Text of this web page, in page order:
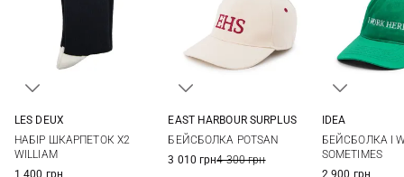
LES DEUX
НАБІР ШКАРПЕТОК X2
WILLIAM
1 400 грн
EAST HARBOUR SURPLUS
БЕЙСБОЛКА POTSAN
3 010 грн4 300 грн
IDEA
БЕЙСБОЛКА I
SOMETIMES
2 900 грн